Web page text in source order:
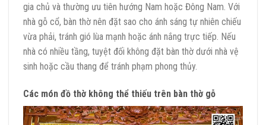
gia chủ và thường ưu tiên hướng Nam hoặc Đông Nam. Với
nhà gỗ cổ, bàn thờ nên đặt sao cho ánh sáng tự nhiên chiếu
vừa phải, tránh gió lùa mạnh hoặc ánh nắng trực tiếp. Nếu
nhà có nhiều tầng, tuyệt đối không đặt bàn thờ dưới nhà vệ
sinh hoặc cầu thang để tránh phạm phong thủy.
Các món đồ thờ không thể thiếu trên bàn thờ gỗ